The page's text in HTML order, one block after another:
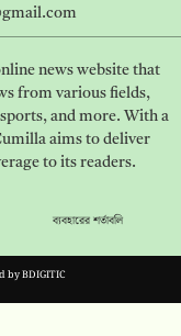
news website that
from various fields,
and more. With a
aims to deliver
to its readers.
ব্যবহারের শর্তাবলি
byBDIGITIC